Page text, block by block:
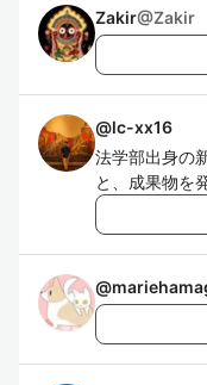
Zakir@Zakir
@lc-xx16
法学部出身の
と、成果物を
@